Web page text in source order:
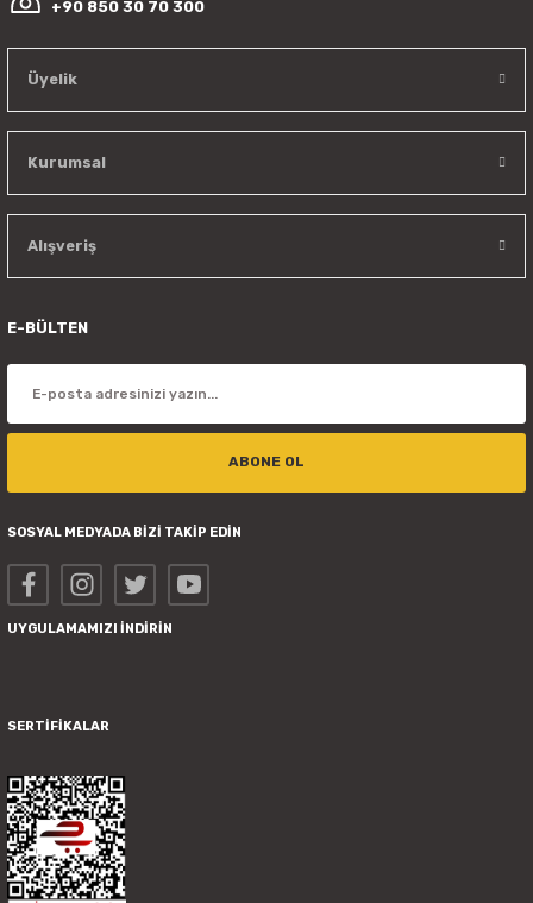
+90 850 30 70 300
Üyelik
Kurumsal
Alışveriş
E-BÜLTEN
ABONE OL
SOSYAL MEDYADA BİZİ TAKİP EDİN
UYGULAMAMIZI İNDİRİN
SERTİFİKALAR